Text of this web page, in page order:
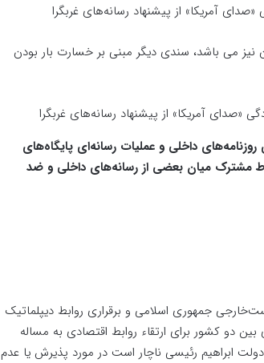
آمریکا» از پیشنهاد رسانه‌های غربگرا
نیز می باشد، سندی دیگر مبنی بر خسارت بار بودن
داخلی و عملیات رسانه‌ای پایگاه‌های
مشترک میان بعضی از رسانه‌های داخلی و ضد
جمهوری اسلامی و برقراری روابط دیپلماتیک
دو کشور برای ارتقاء روابط اقتصادی به مساله
ابراهیم رئیسی ناچار است در مورد پذیرش یا عدم